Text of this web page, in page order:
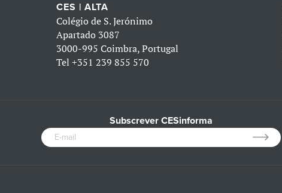
CES | ALTA
Colégio de S. Jerónimo
Apartado 3087
3000-995 Coimbra, Portugal
Tel+351 239 855 570
Subscrever CESinforma